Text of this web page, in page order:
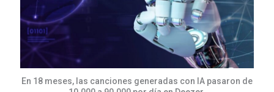
En 18 meses, las canciones generadas con IA pasaron de